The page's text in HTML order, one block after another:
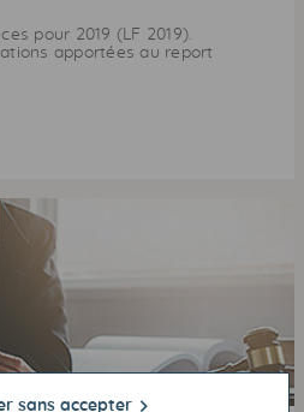
pour 2019 ( LF 2019).
apportées au report
sans accepter